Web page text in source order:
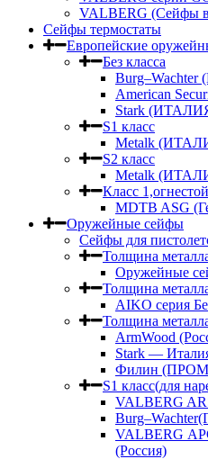
VALBERG (Сейфы в
Сейфы термостаты
Европейские
Без класса
Burg–Wachter
American
Stark
S1 класс
Metalk
S2 класс
Metalk
Класс
MDTB ASG
Оружейные сейфы
Сейфы для
Толщина
Оружейные
Толщина
AIKO серия
Толщина
ArmWood
Stark —
Филин
S1 класс(для
VALBERG
VALBERG
(Россия)